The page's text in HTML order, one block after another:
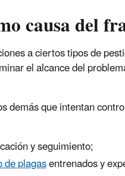
causa del
a ciertos tipos de
el alcance del
que intentan
y seguimiento;
plagasentrenados y